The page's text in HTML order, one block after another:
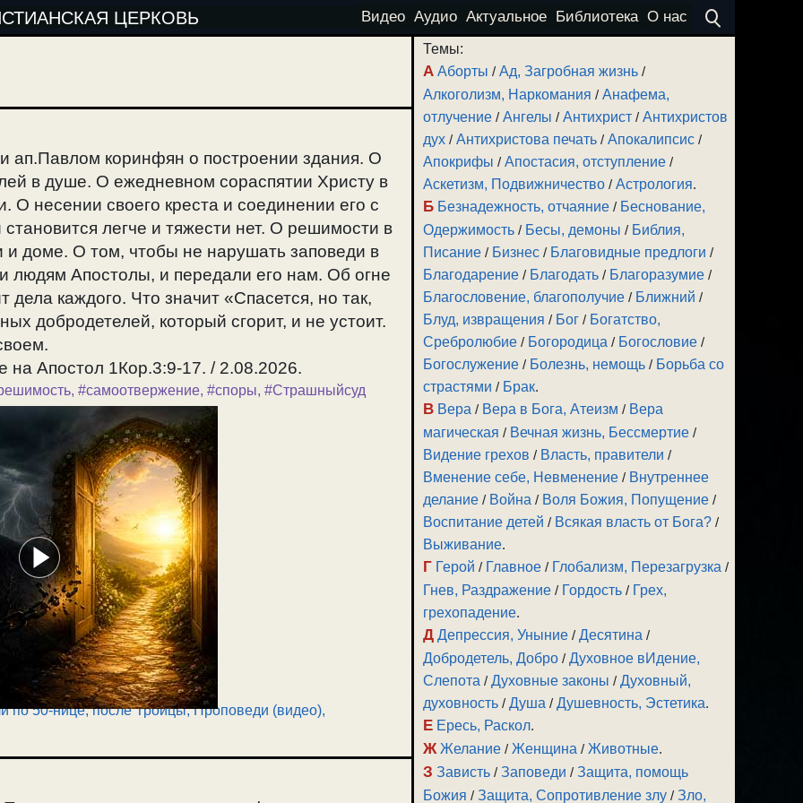
ЦЕРКОВЬ Видео Аудио Актуальное Библиотека О нас
ап.Павлом коринфян о построении здания. О
в душе. О ежедневном сораспятии Христу в
О несении своего креста и соединении его с
легче и тяжести нет. О решимости в
доме. О том, чтобы не нарушать заповеди в
людям Апостолы, и передали его нам. Об огне
дела каждого. Что значит «Спасется, но так,
добродетелей, который сгорит, и не устоит.
на Апостол 1Кор.3:9-17. / 2.08.2026.
, #самоотвержение, #споры, #Страшныйсуд
по 50-нице, после Троицы,Проповеди (видео),
Темы:
А Аборты /Ад, Загробная жизнь /
Алкоголизм, Наркомания /Анафема,
отлучение /Ангелы /Антихрист /Антихристов
дух /Антихристова печать /Апокалипсис /
Апокрифы /Апостасия, отступление /
Аскетизм, Подвижничество /Астрология.
Б Безнадежность, отчаяние / Беснование,
Одержимость / Бесы, демоны / Библия,
Писание / Бизнес / Благовидные предлоги /
Благодарение / Благодать / Благоразумие /
Благословение, благополучие / Ближний /
Блуд, извращения / Бог / Богатство,
Сребролюбие / Богородица / Богословие /
Богослужение / Болезнь, немощь / Борьба со
страстями / Брак.
В Вера / Вера в Бога, Атеизм / Вера
магическая / Вечная жизнь, Бессмертие /
Видение грехов / Власть, правители /
Вменение себе, Невменение / Внутреннее
делание / Война / Воля Божия, Попущение /
Воспитание детей / Всякая власть от Бога? /
Выживание.
Г Герой / Главное / Глобализм, Перезагрузка /
Гнев, Раздражение / Гордость / Грех,
грехопадение.
Д Депрессия, Уныние /Десятина /
Добродетель, Добро /Духовное вИдение,
Слепота /Духовные законы /Духовный,
духовность /Душа /Душевность, Эстетика.
Е Ересь, Раскол.
Ж Желание /Женщина /Животные.
З Зависть /Заповеди /Защита, помощь
Божия /Защита, Сопротивление злу /Зло,